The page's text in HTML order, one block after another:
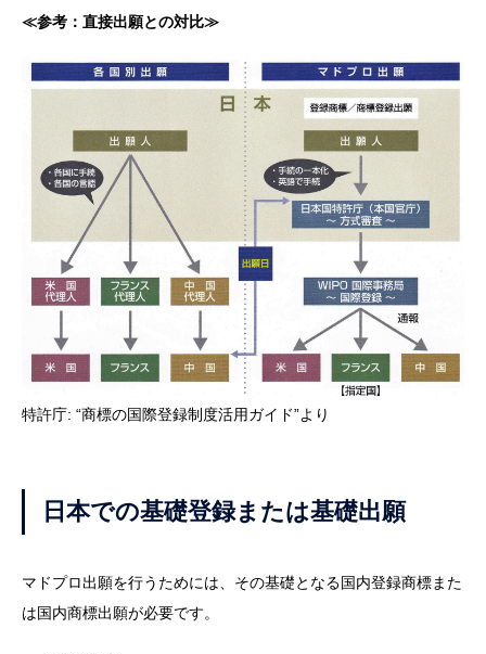
≪参考：直接出願との対比≫
特許庁: “商標の国際登録制度活用ガイド”より
日本での基礎登録または基礎出願
マドプロ出願を行うためには、その基礎となる国内登録商標また
は国内商標出願が必要です。